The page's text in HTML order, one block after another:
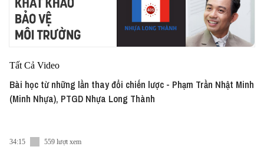
Tất Cả Video
Bài học từ những lần thay đổi chiến lược - Phạm Trần Nhật Minh
(Minh Nhựa), PTGD Nhựa Long Thành
34:15 559 lượt xem